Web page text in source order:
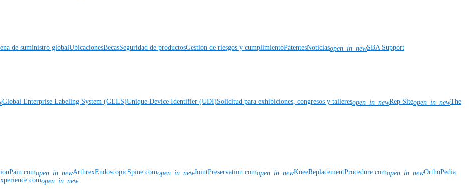
de suministro globalUbicacionesBecasSeguridad de productosGestión de riesgos y cumplimientoPatentesNoticiasopen_in_newSBA Support
Global Enterprise Labeling System (GELS)Unique Device Identifier (UDI)Solicitud para exhibiciones, congresos y talleresopen_in_newRep Siteopen_in_newThe
open_in_newArthrexEndoscopicSpine.comopen_in_newJointPreservation.comopen_in_newKneeReplacementProcedure.comopen_in_newOrthoPedia
open_in_new